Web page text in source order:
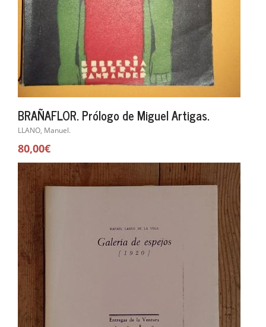
BRAÑAFLOR. Prólogo de Miguel Artigas.
LLANO, Manuel.
80,00€